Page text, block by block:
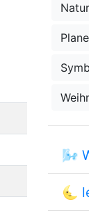
🌬
🌜